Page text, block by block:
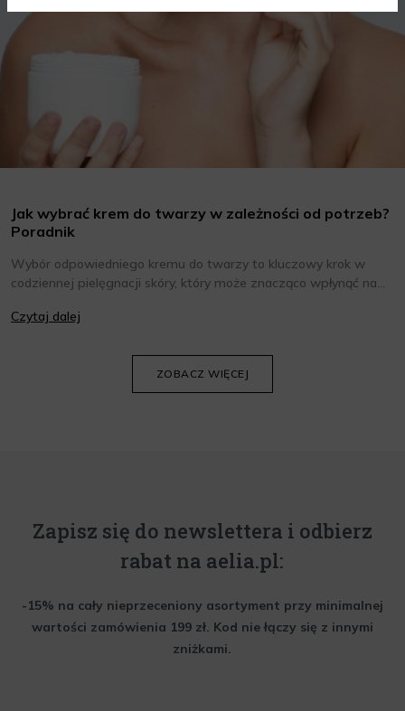
Jak wybrać krem do twarzy w zależności od potrzeb?
Poradnik
Wybór odpowiedniego kremu do twarzy to kluczowy krok w
codziennej pielęgnacji skóry, który może znacząco wpłynąć na
oraz wiedzieć, jak dopasować je do potrzeb własnej skóry.
Czytaj dalej
ZOBACZ WIĘCEJ
Zapisz się do newslettera i odbierz
rabat na aelia.pl:
-15% na cały nieprzeceniony asortyment przy minimalnej
wartości zamówienia 199 zł. Kod nie łączy się z innymi
zniżkami.